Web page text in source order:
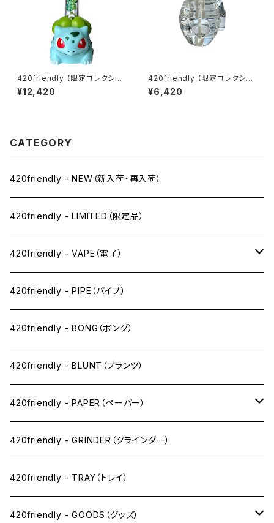
420friendly 【限定コレクショ
ン】Green Bud Monster Bon
g / グリーンバッドモンスターボ
¥12,420
420friendly 【限定コレクショ
ン】EG Glass Grenade Hand
pipe — 手榴弾 パイプ
¥6,420
CATEGORY
420friendly - NEW（新入荷・再入荷）
420friendly - LIMITED（限定品）
420friendly - VAPE（電子）
ペン下
ニコパフ系
ドライ系
ワックス系
420friendly - PIPE（パイプ）
420friendly - BONG（ボング）
420friendly - BLUNT（ブランツ）
420friendly - PAPER（ペーパー）
SW(シングルワイド）サイズ
1 1/4サイズ
キングサイズスリム
420friendly - GRINDER（グラインダー）
420friendly - TRAY（トレイ）
420friendly - GOODS（グッズ）